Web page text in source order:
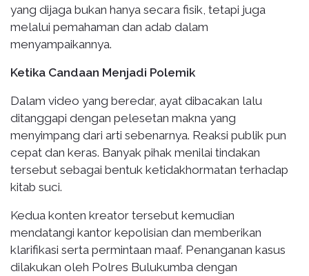
yang dijaga bukan hanya secara fisik, tetapi juga
melalui pemahaman dan adab dalam
menyampaikannya.
Ketika Candaan Menjadi Polemik
Dalam video yang beredar, ayat dibacakan lalu
ditanggapi dengan pelesetan makna yang
menyimpang dari arti sebenarnya. Reaksi publik pun
cepat dan keras. Banyak pihak menilai tindakan
tersebut sebagai bentuk ketidakhormatan terhadap
kitab suci.
Kedua konten kreator tersebut kemudian
mendatangi kantor kepolisian dan memberikan
klarifikasi serta permintaan maaf. Penanganan kasus
dilakukan oleh Polres Bulukumba dengan